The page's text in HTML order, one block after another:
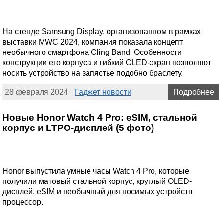
На стенде Samsung Display, организованном в рамках
выставки MWC 2024, компания показала концепт
необычного смартфона Cling Band. Особенности
конструкции его корпуса и гибкий OLED-экран позволяют
носить устройство на запястье подобно браслету.
28 февраля 2024 Гаджет новости Подробнее
Новые Honor Watch 4 Pro: eSIM, стальной
корпус и LTPO-дисплей (5 фото)
Honor выпустила умные часы Watch 4 Pro, которые
получили матовый стальной корпус, круглый OLED-
дисплей, eSIM и необычный для носимых устройств
процессор.